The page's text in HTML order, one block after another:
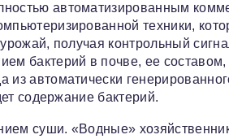
автоматизированным
техники,
получая контрольный
бактерий в почве, ее
автоматически
содержание бактерий.
суши. «Водные»